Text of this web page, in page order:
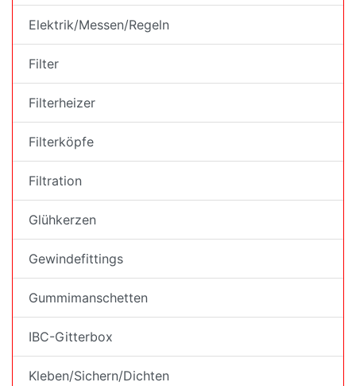
Elektrik/Messen/Regeln
Filter
Filterheizer
Filterköpfe
Filtration
Glühkerzen
Gewindefittings
Gummimanschetten
IBC-Gitterbox
Kleben/Sichern/Dichten